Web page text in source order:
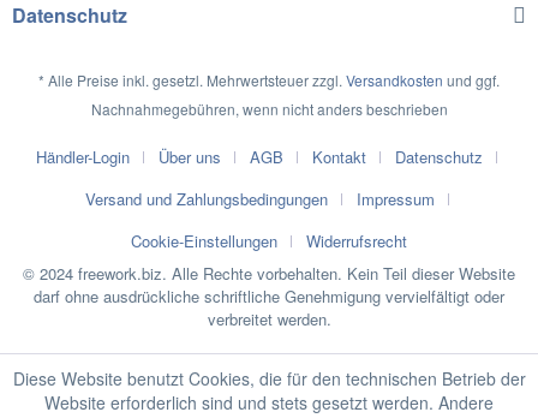
Datenschutz
* Alle Preise inkl. gesetzl. Mehrwertsteuer zzgl. Versandkosten und ggf.
Nachnahmegebühren, wenn nicht anders beschrieben
Händler-Login Über uns AGB Kontakt
Datenschutz
Versand und Zahlungsbedingungen
Impressum
Cookie-Einstellungen
Widerrufsrecht
© 2024 freework.biz. Alle Rechte vorbehalten. Kein Teil dieser Website
darf ohne ausdrückliche schriftliche Genehmigung vervielfältigt oder
verbreitet werden.
Diese Website benutzt Cookies, die für den technischen Betrieb der
Website erforderlich sind und stets gesetzt werden. Andere